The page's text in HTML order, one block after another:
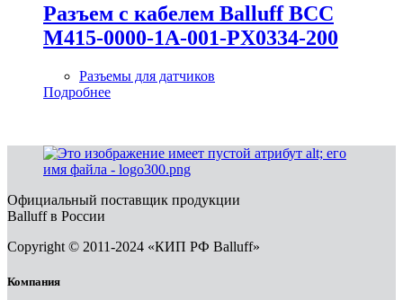
Разъем с кабелем Balluff BCC
M415-0000-1A-001-PX0334-200
Разъемы для датчиков
Подробнее
Официальный поставщик продукции
Balluff в России
Copyright © 2011-2024 «КИП РФ Balluff»
Компания